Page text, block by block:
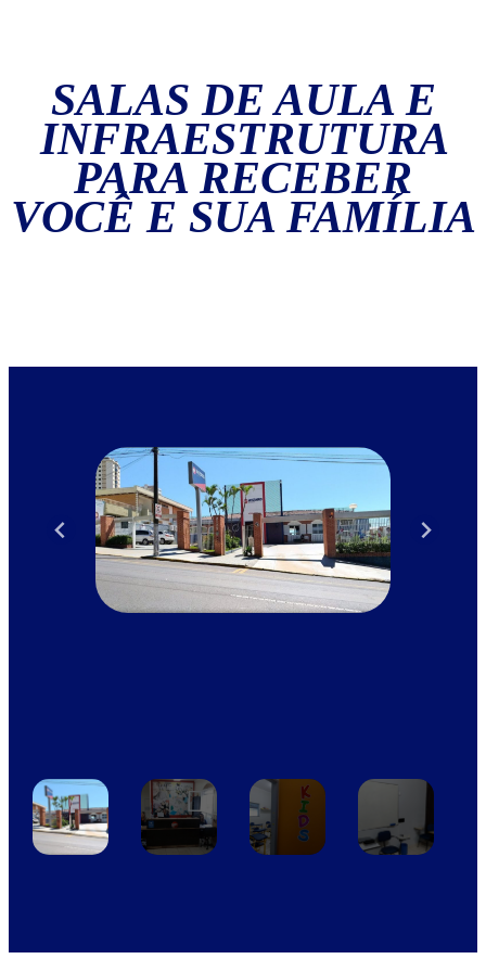
SALAS DE AULA E
INFRAESTRUTURA
PARA RECEBER
VOCÊ E SUA FAMÍLIA